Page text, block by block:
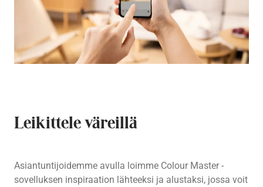
Leikittele väreillä
Asiantuntijoidemme avulla loimme Colour Master -
sovelluksen inspiraation lähteeksi ja alustaksi, jossa voit